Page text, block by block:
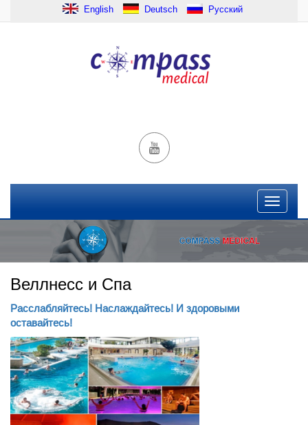
English Deutsch Русский
Веллнесс и Спа
Расслабляйтесь! Наслаждайтесь! И здоровыми
оставайтесь!